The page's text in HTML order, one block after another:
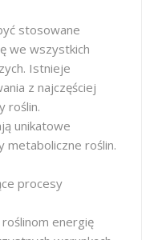
stosowane
we wszystkich
Istnieje
z najczęściej
roślin.
unikatowe
metaboliczne roślin.
procesy
energię